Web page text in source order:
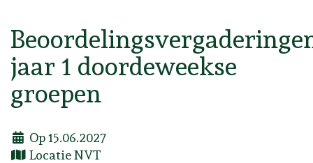
jaar 1 doordeweekse
groepen
Op 15.06.2027
LocatieNVT